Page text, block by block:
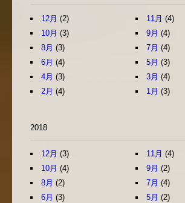
12月 (2) 11月 (4)
10月 (3) 9月 (4)
8月 (3) 7月 (4)
6月 (4) 5月 (3)
4月 (3) 3月 (4)
2月 (4) 1月 (3)
2018
12月 (3) 11月 (4)
10月 (4) 9月 (2)
8月 (2) 7月 (4)
6月 (3) 5月 (2)